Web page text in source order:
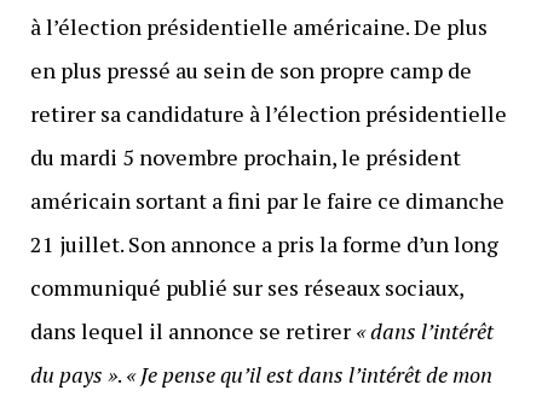
à l’élection présidentielle américaine. De plus
en plus pressé au sein de son propre camp de
retirer sa candidature à l’élection présidentielle
du mardi 5 novembre prochain, le président
américain sortant a fini par le faire ce dimanche
21 juillet. Son annonce a pris la forme d’un long
communiqué publié sur ses réseaux sociaux,
dans lequel il annonce se retirer « dans l’intérêt
du pays ». « Je pense qu’il est dans l’intérêt de mon